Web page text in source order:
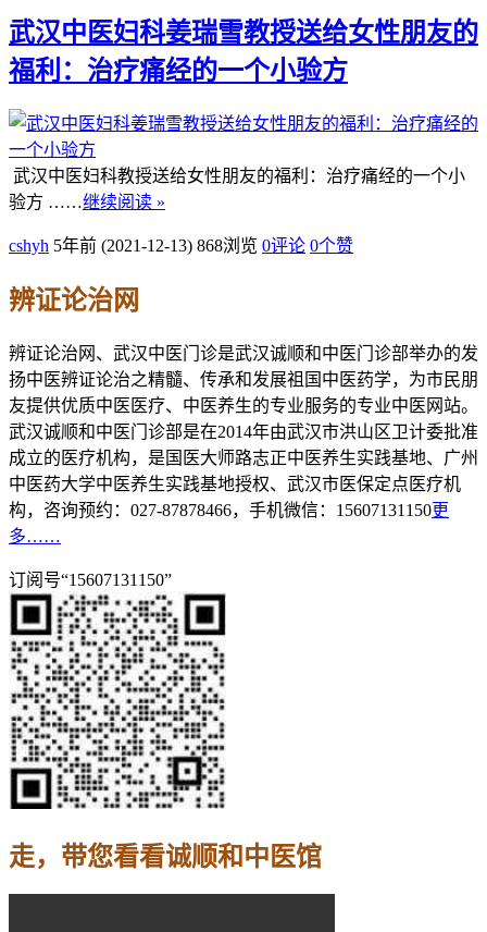
武汉中医妇科姜瑞雪教授送给女性朋友的
福利：治疗痛经的一个小验方
武汉中医妇科教授送给女性朋友的福利：治疗痛经的一个小
验方 ……继续阅读 »
cshyh 5年前 (2021-12-13) 868浏览 0评论 0个赞
辨证论治网
辨证论治网、武汉中医门诊是武汉诚顺和中医门诊部举办的发
扬中医辨证论治之精髓、传承和发展祖国中医药学，为市民朋
友提供优质中医医疗、中医养生的专业服务的专业中医网站。
武汉诚顺和中医门诊部是在2014年由武汉市洪山区卫计委批准
成立的医疗机构，是国医大师路志正中医养生实践基地、广州
中医药大学中医养生实践基地授权、武汉市医保定点医疗机
构，咨询预约：027-87878466，手机微信：15607131150更
多……
订阅号“15607131150”
走，带您看看诚顺和中医馆